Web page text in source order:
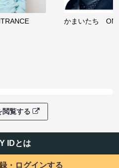
かまいたち
閲覧する
IDとは
・ログインする